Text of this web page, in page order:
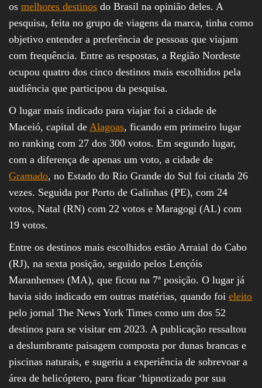
os melhores destinos do Brasil na opinião deles. A
pesquisa, feita no grupo de viagens da marca, tinha como
objetivo entender a preferência de pessoas que viajam
com frequência. Entre as respostas, a Região Nordeste
ocupou quatro dos cinco destinos mais escolhidos pela
audiência que participou da pesquisa.
O lugar mais indicado para viajar foi a cidade de
Maceió, capital de Alagoas, ficando em primeiro lugar
no ranking com 27 dos 300 votos. Em segundo lugar,
com a diferença de apenas um voto, a cidade de
Gramado, no Estado do Rio Grande do Sul foi citada 26
vezes. Seguida por Porto de Galinhas (PE), com 24
votos, Natal (RN) com 22 votos e Maragogi (AL) com
19 votos.
Entre os destinos mais escolhidos estão Arraial do Cabo
(RJ), na sexta posição, seguido pelos Lençóis
Maranhenses (MA), que ficou na 7ª posição. O lugar já
havia sido indicado em outras matérias, quando foi eleito
pelo jornal The News York Times como um dos 52
destinos para se visitar em 2023. A publicação ressaltou
a deslumbrante paisagem composta por dunas brancas e
piscinas naturais, e sugeriu a experiência de sobrevoar a
área de helicóptero, para ficar ‘hipnotizado por sua